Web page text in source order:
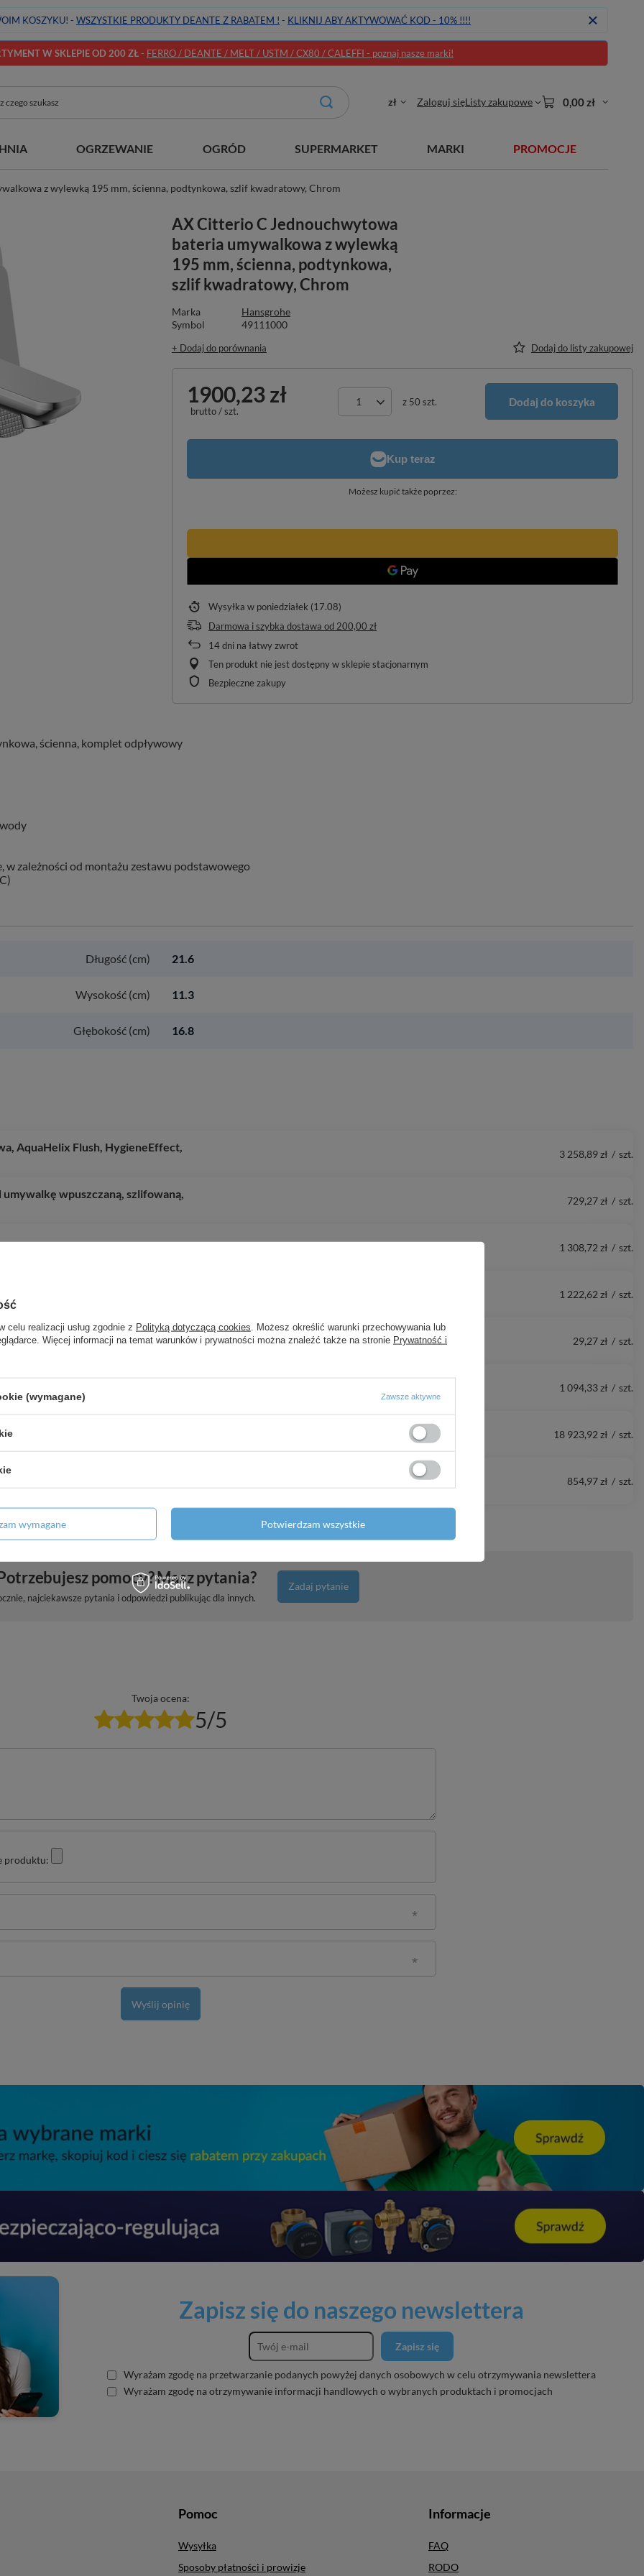
KOSZYKU! - WSZYSTKIE PRODUKTY DEANTE Z RABATEM ! - KLIKNIJ ABY AKTYWOWAĆ KOD - 10% !!!!
W SKLEPIE OD 200 ZŁ- FERRO / DEANTE / MELT / USTM / CX80 / CALEFFI - poznaj nasze marki!
zł Zaloguj sięListy zakupowe 0,00 zł
OGRZEWANIE OGRÓD SUPERMARKET MARKI PROMOCJE
z wylewką 195 mm, ścienna, podtynkowa, szlif kwadratowy, Chrom
AX Citterio C Jednouchwytowa
bateria umywalkowa z wylewką
195 mm, ścienna, podtynkowa,
szlif kwadratowy, Chrom
Marka
Hansgrohe
Symbol
49111000
+ Dodaj do porównania Dodaj do listy zakupowej
1900,23 zł
brutto/szt.
z 50 szt. Dodaj do koszyka
Możesz kupić także poprzez:
Wysyłka w poniedziałek (17.08)
Darmowa i szybka dostawa od 200,00 zł
14dni na łatwy zwrot
Ten produkt nie jest dostępny w sklepie stacjonarnym
Bezpieczne zakupy
ścienna, komplet odpływowy
zależności od montażu zestawu podstawowego
Długość (cm) 21.6
Wysokość (cm) 11.3
Głębokość (cm) 16.8
AquaHelix Flush, HygieneEffect,
3 258,89 zł / szt.
wpuszczaną, szlifowaną,
729,27 zł / szt.
1 308,72 zł / szt.
podtynkowy, Nikiel
1 222,62 zł / szt.
29,27 zł / szt.
odpływ z tyłu,
1 094,33 zł / szt.
240 1jet bez główki
18 923,92 zł / szt.
wpuszczaną, szlifowaną,
854,97 zł / szt.
pomocy? Masz pytania?
najciekawsze pytania i odpowiedzi publikując dla innych.
Zadaj pytanie
Twoja ocena:
5/5
produktu:
Wyślij opinię
Zapisz się do naszego newslettera
Zapisz się
Wyrażam zgodę na przetwarzanie podanych powyżej danych osobowych w celu otrzymywania newslettera
Wyrażam zgodę na otrzymywanie informacji handlowych o wybranych produktach i promocjach
Pomoc
Wysyłka
Sposoby płatności i prowizje
Informacje
FAQ
RODO
celu realizacji usług zgodnie z Polityką dotyczącą cookies . Możesz określić warunki przechowywania lub
Więcej informacji na temat warunków i prywatności można znaleźć także na stronie Prywatność i
(wymagane) Zawsze aktywne
wymagane Potwierdzam wszystkie